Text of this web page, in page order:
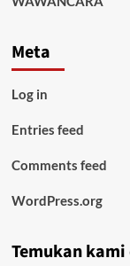
Meta
Log in
Entries feed
Comments feed
WordPress.org
Temukan